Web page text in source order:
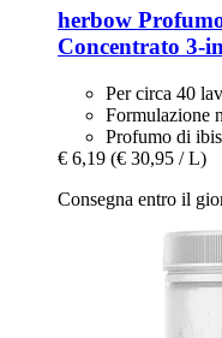
herbow
Concentrato 3-​
Per circa 40
Formulazione
Profumo di
€ 6,19 (€ 30,95 / L)
Consegna entro il